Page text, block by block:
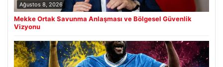
Ağustos 8, 2026
Mekke Ortak Savunma Anlaşması ve Bölgesel Güvenlik
Vizyonu